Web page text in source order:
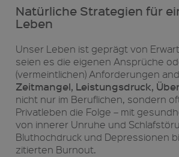
Natürliche Strategien für
Leben
Unser Leben ist geprägt von
seien es die eigenen Ansprüche
(vermeintlichen) Anforderungen
Zeitmangel, Leistungsdruck,
nicht nur im Beruflichen, sondern
Privatleben die Folge – mit
von innerer Unruhe und
Bluthochdruck und Depressionen
zitierten Burnout.